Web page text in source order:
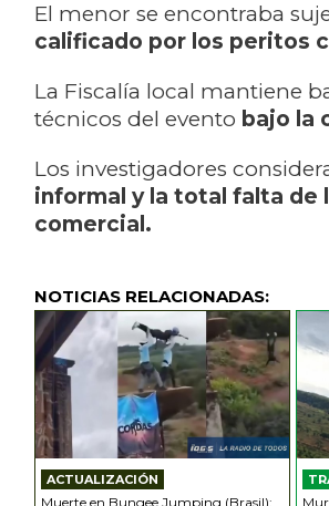
El menor se encontraba
calificado por los peritos
La Fiscalía local mantiene
técnicos del evento bajo la
Los investigadores
informal y la total falta de
comercial.
NOTICIAS RELACIONADAS:
ACTUALIZACIÓN
Muerte en Bungee Jumping (Brasil):